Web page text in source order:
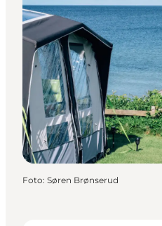
Foto: Søren Brønserud